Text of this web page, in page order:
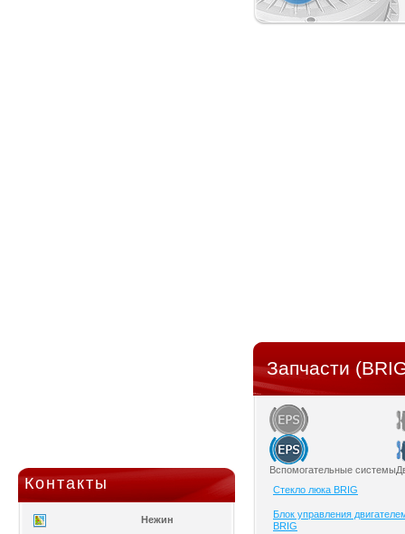
Контакты
Нежин
Запчасти
Вспомогательные системы
Cтекло люка BRIG
Блок управления
BRIG